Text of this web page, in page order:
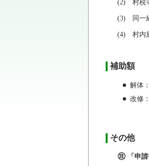
(2) 村税
(3) 同一
(4) 村内
補助額
解体
改修
その他
㊟ 「申